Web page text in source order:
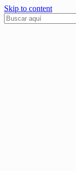
Skip to content